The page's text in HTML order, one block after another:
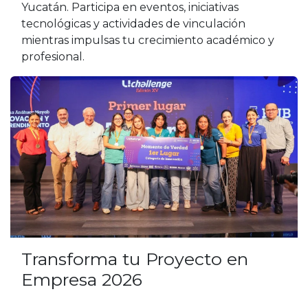
Yucatán. Participa en eventos, iniciativas
tecnológicas y actividades de vinculación
mientras impulsas tu crecimiento académico y
profesional.
Transforma tu Proyecto en
Empresa 2026